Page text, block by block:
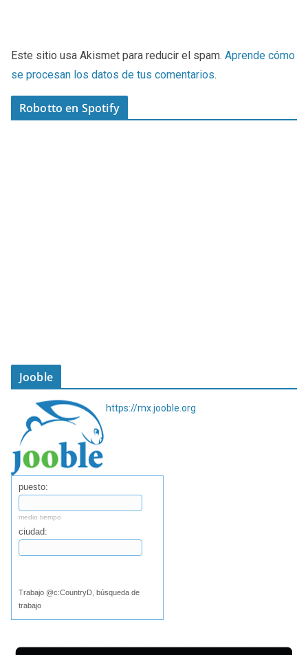
Este sitio usa Akismet para reducir el spam. Aprende cómo
se procesan los datos de tus comentarios.
Robotto en Spotify
Jooble
https://mx.jooble.org
puesto:
medio tiempo
ciudad:
Trabajo @c:CountryD, búsqueda de
trabajo